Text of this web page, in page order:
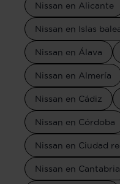
Nissan en Alicante
Nissan en Islas
Nissan en Álava
Nissan en Almería
Nissan en Cádiz
Nissan en Córdoba
Nissan en Ciudad
Nissan en Cantabria